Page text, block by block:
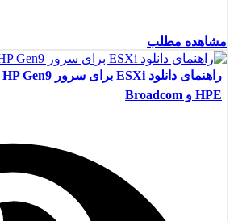
مشاهده مطلب
HPE و Broadcom